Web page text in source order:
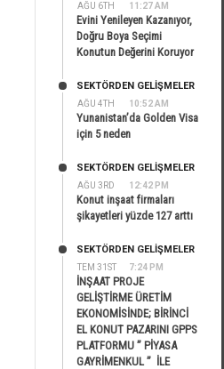
AĞU 6TH 11:27 AM
Evini Yenileyen Kazanıyor,
Doğru Boya Seçimi
Konutun Değerini Koruyor
AĞU 4TH 10:52 AM
SEKTÖRDEN GELIŞMELER
Yunanistan’da Golden Visa
için 5 neden
AĞU 3RD 12:42 PM
SEKTÖRDEN GELIŞMELER
Konut inşaat firmaları
şikayetleri yüzde 127 arttı
TEM 31ST 7:24 PM
SEKTÖRDEN GELIŞMELER
İNŞAAT PROJE
GELİŞTİRME ÜRETİM
EKONOMİSİNDE; BİRİNCİ
EL KONUT PAZARINI GPPS
PLATFORMU ” PİYASA
GAYRİMENKUL ” İLE